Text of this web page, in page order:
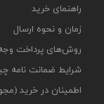
راهنمای خرید
زمان و نحوه ارسال
روش‌های پرداخت
شرایط ضمانت نامه
اطمینان در خرید